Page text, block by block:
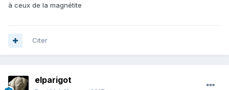
à ceux de la magnétite
Citer
elparigot